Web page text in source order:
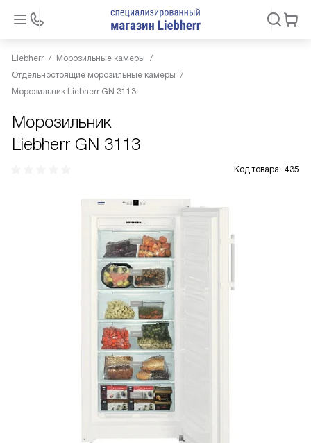
Liebherr
Морозильные камеры
Отдельностоящие морозильные камеры
Морозильник Liebherr GN 3113
Морозильник
Liebherr GN 3113
Код товара: 435